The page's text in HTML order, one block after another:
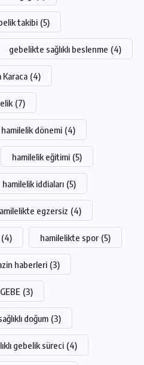
takibi (5)
gebelikte sağlıklı beslenme (4)
Karaca (4)
(7)
hamilelik dönemi (4)
hamilelik eğitimi (5)
hamilelik iddiaları (5)
egzersiz (4)
(4) hamilelikte spor (5)
haberleri (3)
(3)
doğum (3)
gebelik süreci (4)